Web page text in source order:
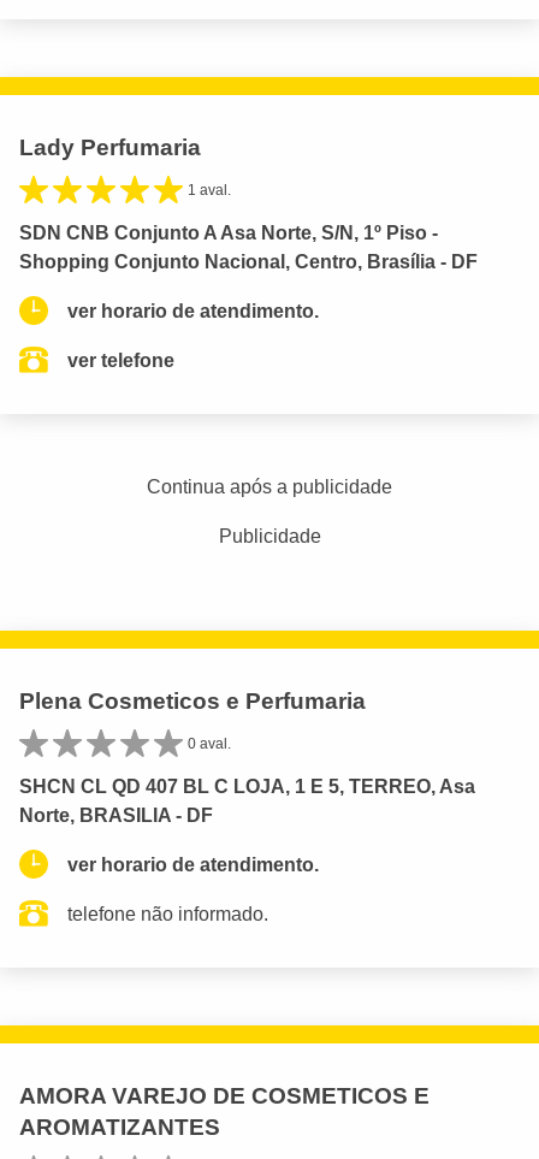
Lady Perfumaria
1 aval.
SDN CNB Conjunto A Asa Norte, S/N, 1º Piso -
Shopping Conjunto Nacional, Centro, Brasília - DF
ver horario de atendimento.
ver telefone
Continua após a publicidade
Publicidade
Plena Cosmeticos e Perfumaria
0 aval.
SHCN CL QD 407 BL C LOJA, 1 E 5, TERREO, Asa
Norte, BRASILIA - DF
ver horario de atendimento.
telefone não informado.
AMORA VAREJO DE COSMETICOS E
AROMATIZANTES